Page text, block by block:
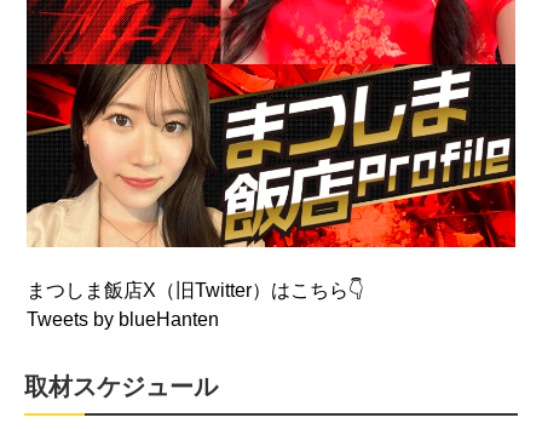
まつしま飯店X（旧Twitter）はこちら👇
Tweets by blueHanten
取材スケジュール